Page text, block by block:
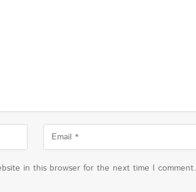
in this browser for the next time I comment.